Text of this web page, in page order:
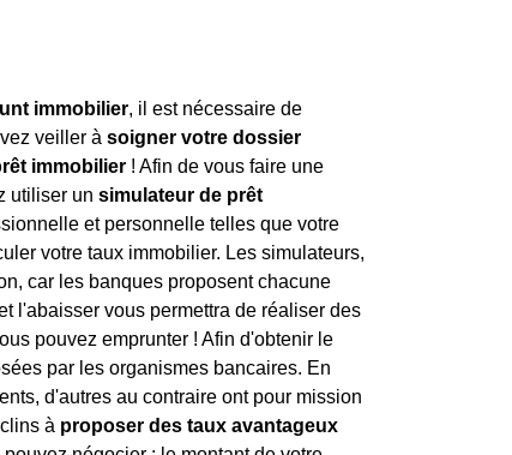
immobilier, il est nécessaire de
veiller à soigner votre dossier
immobilier ! Afin de vous faire une
utiliser un simulateur de prêt
et personnelle telles que votre
votre taux immobilier. Les simulateurs,
car les banques proposent chacune
l'abaisser vous permettra de réaliser des
pouvez emprunter ! Afin d'obtenir le
par les organismes bancaires. En
d'autres au contraire ont pour mission
à proposer des taux avantageux